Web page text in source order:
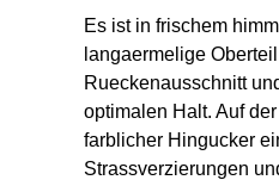
Es ist in frischem
langaermelige
Rueckenausschnitt
optimalen Halt. Auf
farblicher Hingucker
Strassverzierungen